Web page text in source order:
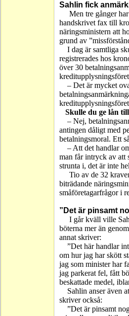
Sahlin fick
Men tre gånger
handskrivet fax till
näringsministern att
grund av
I dag är samtliga
registrerades hos
över 30
– Det är mycket
Skulle du ge lån
– Nej,
antingen dåligt med
betalningsmoral. Ett
– Att det handlar
man får intryck av att
strunta i, det är inte
Tio av de 32
biträdande
småföretagarfrågor i
”Det är pinsamt
I går kväll ville
böterna mer än
annat skriver:
”Det här handlar
om hur jag har skött
jag som minister har
jag parkerat fel, fått
beskattade medel,
Sahlin anser även
skriver också:
”Det är pinsamt